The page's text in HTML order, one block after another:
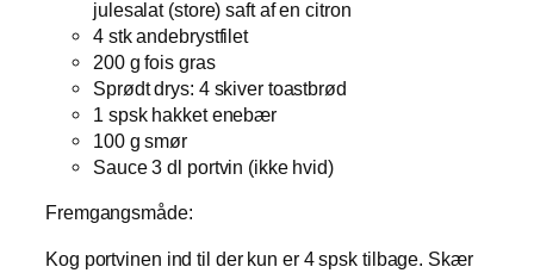
julesalat (store) saft af en citron
4 stk andebrystfilet
200 g fois gras
Sprødt drys: 4 skiver toastbrød
1 spsk hakket enebær
100 g smør
Sauce 3 dl portvin (ikke hvid)
Fremgangsmåde:
Kog portvinen ind til der kun er 4 spsk tilbage. Skær